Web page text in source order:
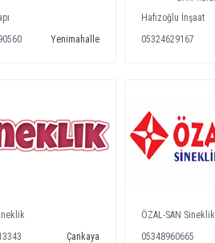
Yenimahalle
Hafızoğlu İnşaat
05324629167
Çankaya
ÖZAL-SAN Sineklik
05348960665